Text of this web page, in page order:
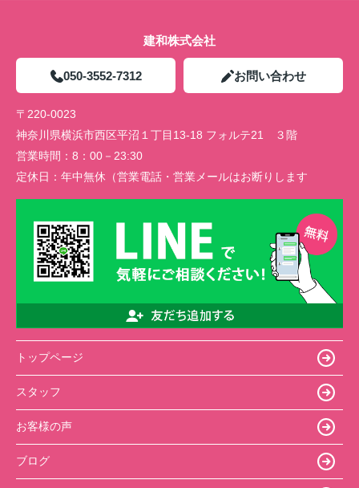
建和株式会社
050-3552-7312 お問い合わせ
〒220-0023
神奈川県横浜市西区平沼１丁目13-18 フォルテ21 ３階
営業時間： 8：00－23:30
定休日： 年中無休（営業電話・営業メールはお断りします
トップページ
スタッフ
お客様の声
ブログ